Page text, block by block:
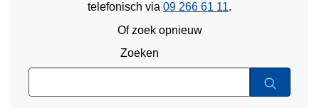
telefonisch via 09 266 61 11.
Of zoek opnieuw
Zoeken